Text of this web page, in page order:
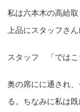
私は六本木の高給
上品にスタッフさん
スタッフ 「ではこ
奥の席にに通され
る。ちなみに私は